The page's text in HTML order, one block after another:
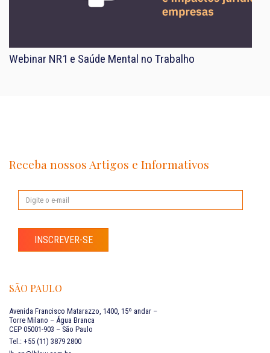
Webinar NR1 e Saúde Mental no Trabalho
Receba nossos Artigos e Informativos
INSCREVER-SE
SÃO PAULO
Avenida Francisco Matarazzo, 1400, 15º andar –
Torre Milano – Água Branca
CEP 05001-903 – São Paulo
Tel.: +55 (11) 3879 2800